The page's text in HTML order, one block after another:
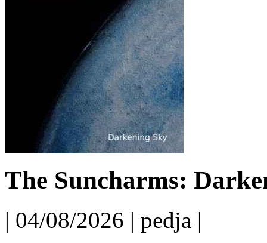
The Suncharms:
| 04/08/2026 | pedja |